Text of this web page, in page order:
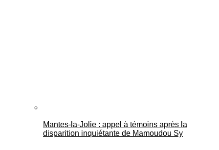
Mantes-la-Jolie : appel à témoins après la
disparition inquiétante de Mamoudou Sy